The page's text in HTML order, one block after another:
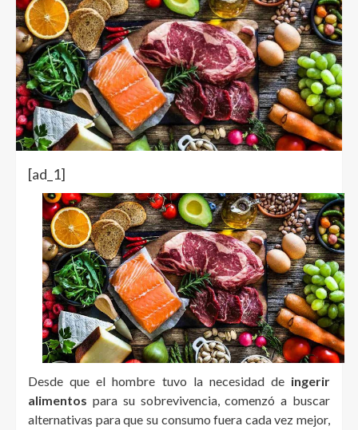
[ad_1]
Desde que el hombre tuvo la necesidad de ingerir
alimentos para su sobrevivencia, comenzó a buscar
alternativas para que su consumo fuera cada vez mejor,